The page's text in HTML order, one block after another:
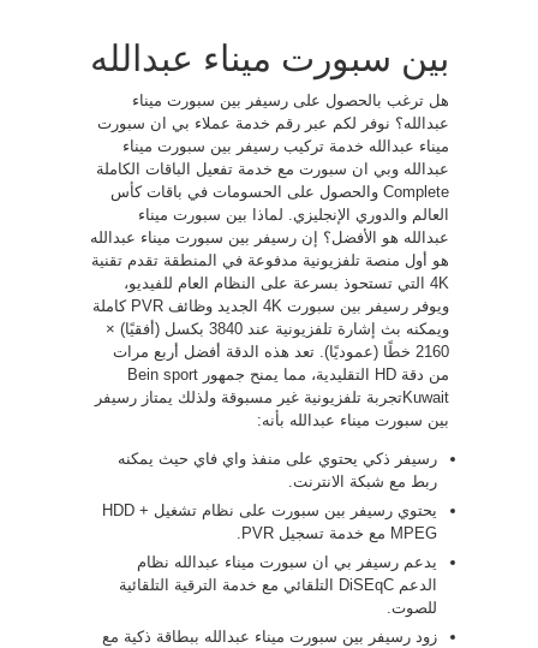
بين سبورت ميناء عبدالله
هل ترغب بالحصول على رسيفر بين سبورت ميناء
عبدالله؟ نوفر لكم عبر رقم خدمة عملاء بي ان سبورت
ميناء عبدالله خدمة تركيب رسيفر بين سبورت ميناء
عبدالله وبي ان سبورت مع خدمة تفعيل الباقات الكاملة
Complete والحصول على الحسومات في باقات كأس
العالم والدوري الإنجليزي. لماذا بين سبورت ميناء
عبدالله هو الأفضل؟ إن رسيفر بين سبورت ميناء عبدالله
هو أول منصة تلفزيونية مدفوعة في المنطقة تقدم تقنية
4K التي تستحوذ بسرعة على النظام العام للفيديو،
ويوفر رسيفر بين سبورت 4K الجديد وظائف PVR كاملة
ويمكنه بث إشارة تلفزيونية عند 3840 بكسل (أفقيًا) ×
2160 خطًا (عموديًا). تعد هذه الدقة أفضل أربع مرات
من دقة HD التقليدية، مما يمنح جمهور Bein sport
Kuwaitتجربة تلفزيونية غير مسبوقة ولذلك يمتاز رسيفر
بين سبورت ميناء عبدالله بأنه:
رسيفر ذكي يحتوي على منفذ واي فاي حيث يمكنه
ربط مع شبكة الانترنت.
يحتوي رسيفر بين سبورت على نظام تشغيل HDD +
MPEG مع خدمة تسجيل PVR.
يدعم رسيفر بي ان سبورت ميناء عبدالله نظام
الدعم DiSEqC التلقائي مع خدمة الترقية التلقائية
للصوت.
زود رسيفر بين سبورت ميناء عبدالله ببطاقة ذكية مع